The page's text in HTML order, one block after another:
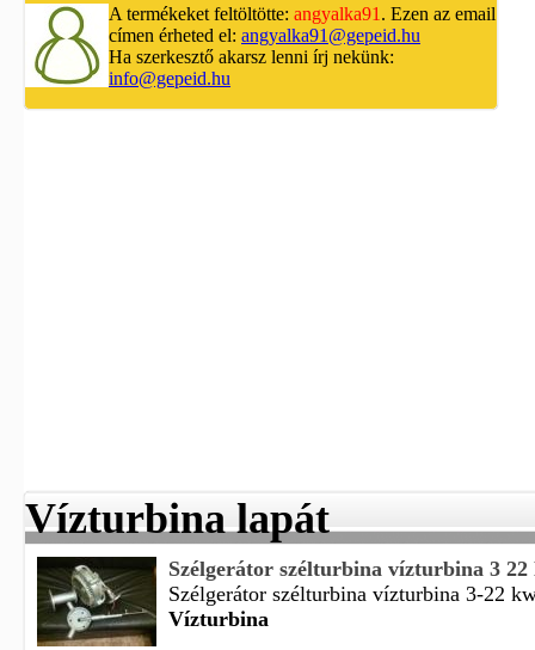
A termékeket feltöltötte: angyalka91 . Ezen az email
címen érheted el: angyalka91@gepeid.hu
Ha szerkesztő akarsz lenni írj nekünk:
info@gepeid.hu
Vízturbina lapát
Szélgerátor szélturbina vízturbina 3
Szélgerátor szélturbina vízturbina 3-22
Vízturbina